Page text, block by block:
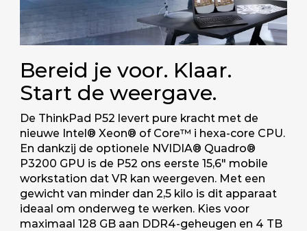
Bereid je voor. Klaar.
Start de weergave.
De ThinkPad P52 levert pure kracht met de
nieuwe Intel® Xeon® of Core™ i hexa-core CPU.
En dankzij de optionele NVIDIA® Quadro®
P3200 GPU is de P52 ons eerste 15,6" mobile
workstation dat VR kan weergeven. Met een
gewicht van minder dan 2,5 kilo is dit apparaat
ideaal om onderweg te werken. Kies voor
maximaal 128 GB aan DDR4-geheugen en 4 TB